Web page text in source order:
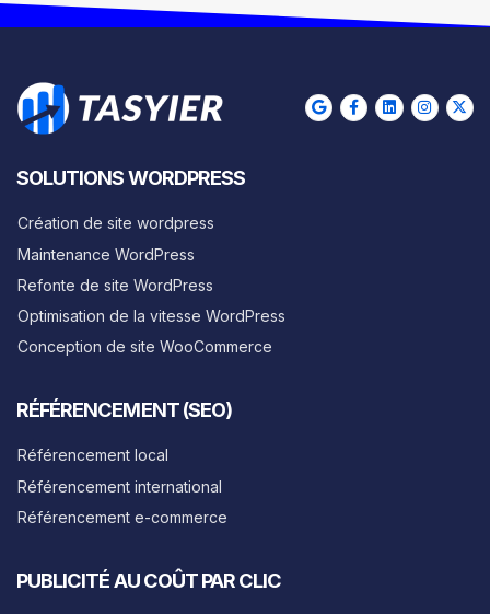
SOLUTIONS WORDPRESS
Création de site wordpress
Maintenance WordPress
Refonte de site WordPress
Optimisation de la vitesse WordPress
Conception de site WooCommerce
RÉFÉRENCEMENT (SEO)
Référencement local
Référencement international
Référencement e-commerce
PUBLICITÉ AU COÛT PAR CLIC